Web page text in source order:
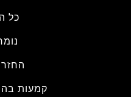
כל
קמעות